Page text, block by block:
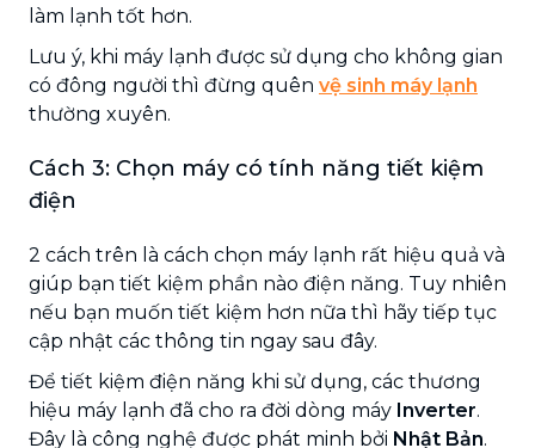
làm lạnh tốt hơn.
Lưu ý, khi máy lạnh được sử dụng cho không gian
có đông người thì đừng quên vệ sinh máy lạnh
thường xuyên.
Cách 3: Chọn máy có tính năng tiết kiệm
điện
2 cách trên là cách chọn máy lạnh rất hiệu quả và
giúp bạn tiết kiệm phần nào điện năng. Tuy nhiên
nếu bạn muốn tiết kiệm hơn nữa thì hãy tiếp tục
cập nhật các thông tin ngay sau đây.
Để tiết kiệm điện năng khi sử dụng, các thương
hiệu máy lạnh đã cho ra đời dòng máy Inverter.
Đây là công nghệ được phát minh bởi Nhật Bản.